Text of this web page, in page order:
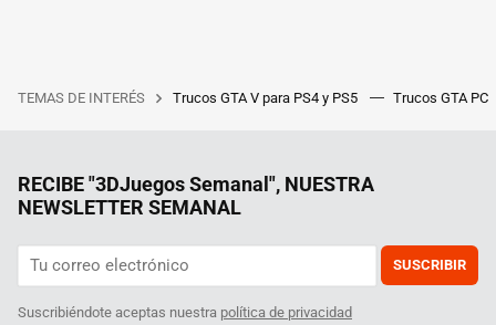
TEMAS DE INTERÉS Trucos GTA V para PS4 y PS5 Trucos GTA PC
RECIBE "3DJuegos Semanal", NUESTRA
NEWSLETTER SEMANAL
SUSCRIBIR
Suscribiéndote aceptas nuestra política de privacidad